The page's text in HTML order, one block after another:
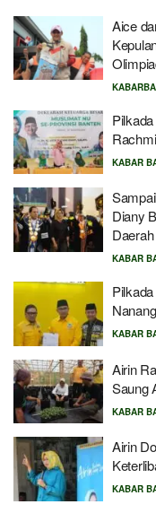
Aice
KABAR
Diany
Daerah
KABAR
KABAR
Airin
Saung
KABAR
Airin
KABAR